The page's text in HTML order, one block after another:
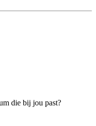
die bij jou past?